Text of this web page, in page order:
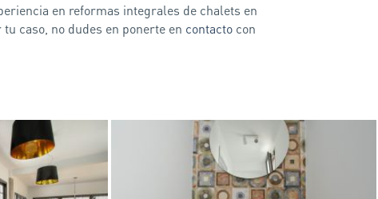
en reformas integrales de chalets en
caso, no dudes en ponerte en contacto con